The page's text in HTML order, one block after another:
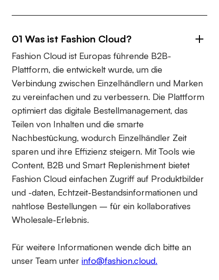
01 Was ist Fashion Cloud?
Fashion Cloud ist Europas führende B2B-
Plattform, die entwickelt wurde, um die
Verbindung zwischen Einzelhändlern und Marken
zu vereinfachen und zu verbessern. Die Plattform
optimiert das digitale Bestellmanagement, das
Teilen von Inhalten und die smarte
Nachbestückung, wodurch Einzelhändler Zeit
sparen und ihre Effizienz steigern. Mit Tools wie
Content, B2B und Smart Replenishment bietet
Fashion Cloud einfachen Zugriff auf Produktbilder
und -daten, Echtzeit-Bestandsinformationen und
nahtlose Bestellungen – für ein kollaboratives
Wholesale-Erlebnis.
Für weitere Informationen wende dich bitte an
unser Team unter info@fashion.cloud.